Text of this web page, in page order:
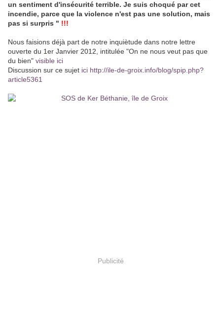
un sentiment d'insécurité terrible. Je suis choqué par cet
incendie, parce que la violence n'est pas une solution, mais
pas si surpris " !!!
Nous faisions déjà part de notre inquiètude dans notre lettre
ouverte du 1er Janvier 2012, intitulée "On ne nous veut pas que
du bien" visible ici
Discussion sur ce sujet ici http://ile-de-groix.info/blog/spip.php?
article5361
Publicité